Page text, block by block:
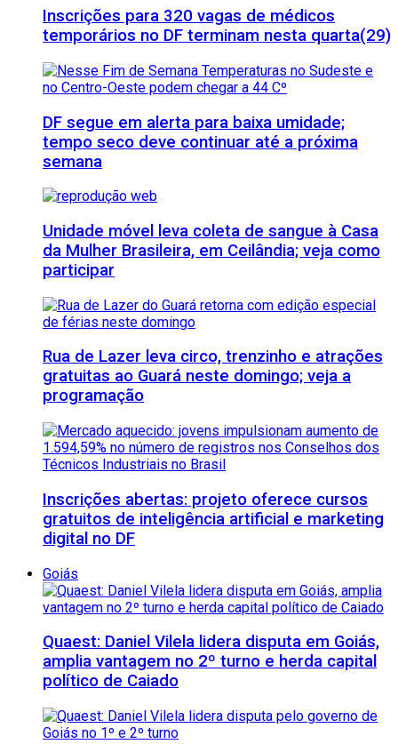
Inscrições para 320 vagas de médicos
temporários no DF terminam nesta quarta(29)
DF segue em alerta para baixa umidade;
tempo seco deve continuar até a próxima
semana
Unidade móvel leva coleta de sangue à Casa
da Mulher Brasileira, em Ceilândia; veja como
participar
Rua de Lazer leva circo, trenzinho e atrações
gratuitas ao Guará neste domingo; veja a
programação
Inscrições abertas: projeto oferece cursos
gratuitos de inteligência artificial e marketing
digital no DF
Goiás
Quaest: Daniel Vilela lidera disputa em Goiás,
amplia vantagem no 2º turno e herda capital
político de Caiado